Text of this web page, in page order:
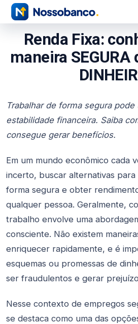
Renda Fixa:
maneira SEGURA
Trabalhar de forma segura pode
estabilidade financeira. Saiba
consegue gerar benefícios.
Em um mundo econômico cada
incerto, buscar alternativas para
forma segura e obter
qualquer pessoa. Geralmente,
trabalho envolve uma
consciente. Não existem
enriquecer rapidamente, e é
esquemas ou promessas de
ser fraudulentos e gerar
Nesse contexto de empregos
se destaca como uma das